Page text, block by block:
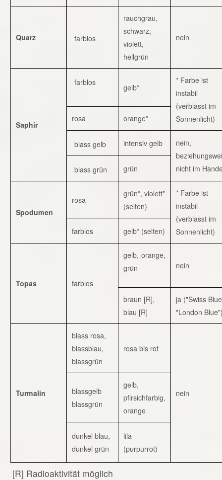
Quarz farblos
rauchgrau,
schwarz,
violett,
hellgrün
nein
Saphir
farblos
gelb*
* Farbe ist
instabil
(verblasst im
Sonnenlicht)
rosa orange*
blass gelb intensiv gelb
nein,
nicht im
blass grün grün
Spodumen
rosa
grün*, violett*
(selten)
* Farbe ist
instabil
(verblasst im
Sonnenlicht)
farblos gelb* (selten)
Topas farblos
gelb, orange,
grün
nein
braun [R],
blau [R]
ja ("Swiss
"London
Turmalin
blass rosa,
blassblau,
blassgrün
rosa bis rot
nein
blassgelb
blassgrün
gelb,
pfirsichfarbig,
orange
dunkel blau,
dunkel grün
lila
(purpurrot)
[R] Radioaktivität möglich